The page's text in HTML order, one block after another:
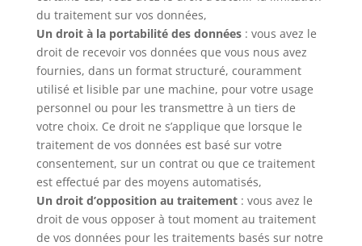
du traitement sur vos données,
Un droit à la portabilité des données: vous avez le
droit de recevoir vos données que vous nous avez
fournies, dans un format structuré, couramment
utilisé et lisible par une machine, pour votre usage
personnel ou pour les transmettre à un tiers de
votre choix. Ce droit ne s’applique que lorsque le
traitement de vos données est basé sur votre
consentement, sur un contrat ou que ce traitement
est effectué par des moyens automatisés,
Un droit d’opposition au traitement: vous avez le
droit de vous opposer à tout moment au traitement
de vos données pour les traitements basés sur notre